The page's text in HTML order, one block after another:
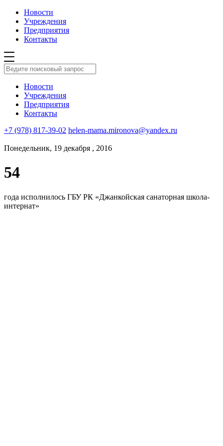
Новости
Учреждения
Предприятия
Контакты
Новости
Учреждения
Предприятия
Контакты
+7 (978) 817-39-02 helen-mama.mironova@yandex.ru
Понедельник, 19 декабря , 2016
54
года исполнилось ГБУ РК «Джанкойская санаторная школа-
интернат»